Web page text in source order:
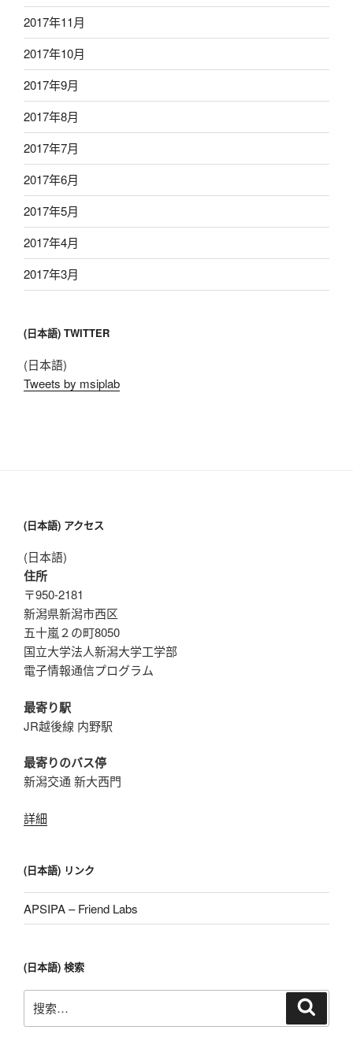
2017年11月
2017年10月
2017年9月
2017年8月
2017年7月
2017年6月
2017年5月
2017年4月
2017年3月
(日本語) TWITTER
(日本語)
Tweets by msiplab
(日本語) アクセス
(日本語)
住所
〒950-2181
新潟県新潟市西区
五十嵐２の町8050
国立大学法人新潟大学工学部
電子情報通信プログラム
最寄り駅
JR越後線 内野駅
最寄りのバス停
新潟交通 新大西門
詳細
(日本語) リンク
APSIPA – Friend Labs
(日本語) 検索
搜
索：